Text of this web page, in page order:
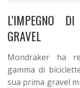
L'IMPEGNO
GRAVEL
Mondraker ha
gamma di
sua prima gravel